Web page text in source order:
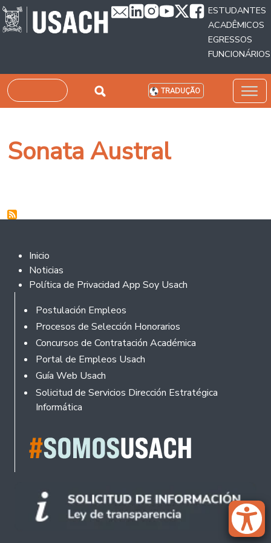
Passar para o conteúdo principal
ESTUDANTES
ACADÊMICOS
EGRESSOS
FUNCIONÁRIOS
Pesquisar TRADUÇÃO
Sonata Austral
Footer 2
Inicio
Noticias
Política de Privacidad App Soy Usach
Rodapé
Postulación Empleos
Procesos de Selección Honorarios
Concursos de Contratación Académica
Portal de Empleos Usach
Guía Web Usach
Solicitud de Servicios Dirección Estratégica
Informática